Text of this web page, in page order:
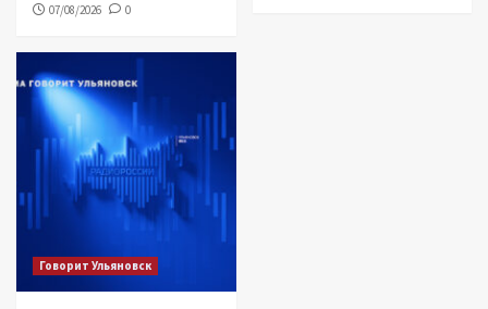
07/08/2026 0
Говорит Ульяновск